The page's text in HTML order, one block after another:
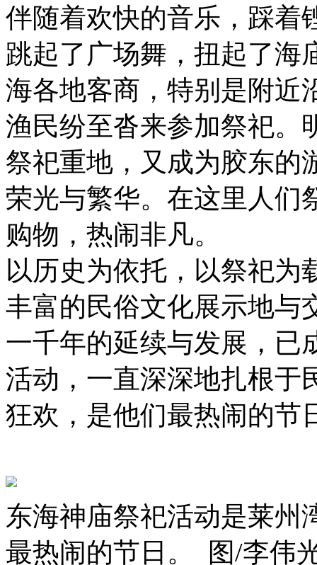
伴随着欢快的音乐，踩着
跳起了广场舞，扭起了
海各地客商，特别是附近
渔民纷至沓来参加祭祀。
祭祀重地，又成为胶东的
荣光与繁华。在这里人们
购物，热闹非凡。
以历史为依托，以祭祀为
丰富的民俗文化展示地与
一千年的延续与发展，已
活动，一直深深地扎根于
狂欢，是他们最热闹的节
东海神庙祭祀活动是莱州
最热闹的节日。 图/李伟